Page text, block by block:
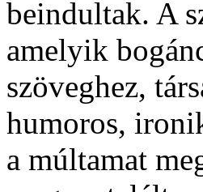
beindultak. A
amelyik
szöveghez,
humoros,
a múltamat